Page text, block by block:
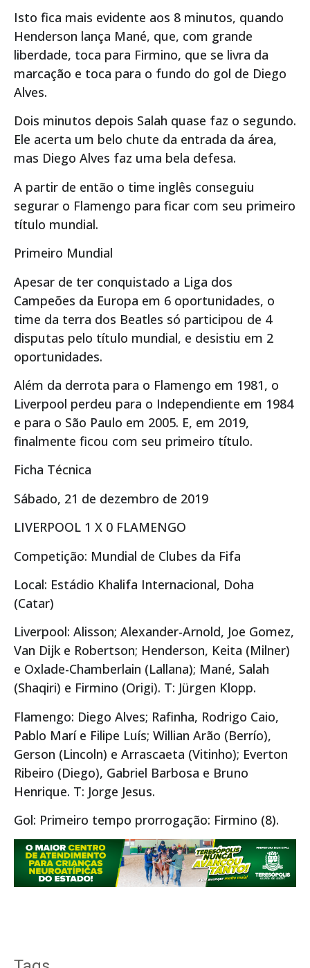
Isto fica mais evidente aos 8 minutos, quando
Henderson lança Mané, que, com grande
liberdade, toca para Firmino, que se livra da
marcação e toca para o fundo do gol de Diego
Alves.
Dois minutos depois Salah quase faz o segundo.
Ele acerta um belo chute da entrada da área,
mas Diego Alves faz uma bela defesa.
A partir de então o time inglês conseguiu
segurar o Flamengo para ficar com seu primeiro
título mundial.
Primeiro Mundial
Apesar de ter conquistado a Liga dos
Campeões da Europa em 6 oportunidades, o
time da terra dos Beatles só participou de 4
disputas pelo título mundial, e desistiu em 2
oportunidades.
Além da derrota para o Flamengo em 1981, o
Liverpool perdeu para o Independiente em 1984
e para o São Paulo em 2005. E, em 2019,
finalmente ficou com seu primeiro título.
Ficha Técnica
Sábado, 21 de dezembro de 2019
LIVERPOOL 1 X 0 FLAMENGO
Competição: Mundial de Clubes da Fifa
Local: Estádio Khalifa Internacional, Doha
(Catar)
Liverpool: Alisson; Alexander-Arnold, Joe Gomez,
Van Dijk e Robertson; Henderson, Keita (Milner)
e Oxlade-Chamberlain (Lallana); Mané, Salah
(Shaqiri) e Firmino (Origi). T: Jürgen Klopp.
Flamengo: Diego Alves; Rafinha, Rodrigo Caio,
Pablo Marí e Filipe Luís; Willian Arão (Berrío),
Gerson (Lincoln) e Arrascaeta (Vitinho); Everton
Ribeiro (Diego), Gabriel Barbosa e Bruno
Henrique. T: Jorge Jesus.
Gol: Primeiro tempo prorrogação: Firmino (8).